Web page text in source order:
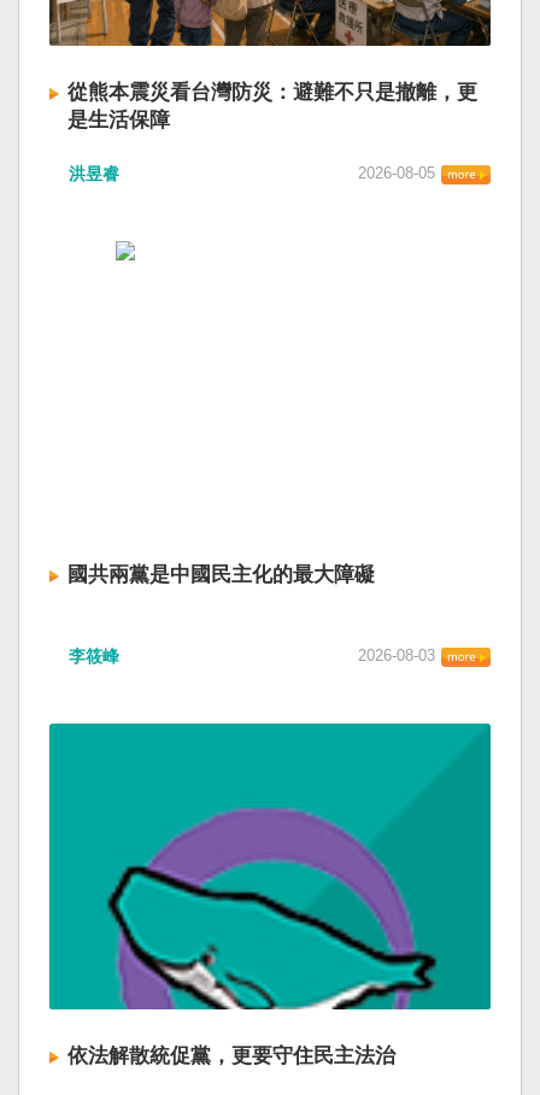
從熊本震災看台灣防災：避難不只是撤離，更
是生活保障
洪昱睿 2026-08-05
國共兩黨是中國民主化的最大障礙
李筱峰 2026-08-03
依法解散統促黨，更要守住民主法治